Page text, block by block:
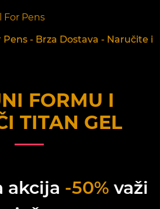
For Pens
Pens - Brza Dostava - Naručite i
FORMU I
TITAN GEL
akcija -50% važi